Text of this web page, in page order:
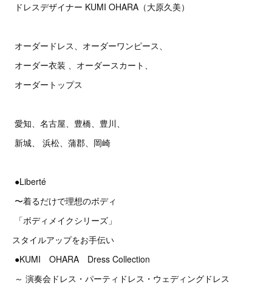
ドレスデザイナー KUMI OHARA（大原久美）
オーダードレス、オーダーワンピース、
オーダー衣装 、オーダースカート、
オーダートップス
愛知、名古屋、豊橋、豊川、
新城、 浜松、蒲郡、岡崎
●Liberté
〜着るだけで理想のボディ
「ボディメイクシリーズ」
スタイルアップをお手伝い
●KUMI OHARA Dress Collection
～ 演奏会ドレス・パーティドレス・ウェディングドレス